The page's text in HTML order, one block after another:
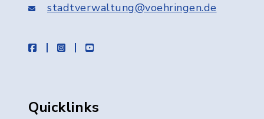
stadtverwaltung@voehringen.de
facebookinstagramyoutube
Quicklinks